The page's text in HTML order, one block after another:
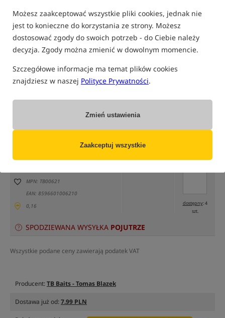
Możesz zaakceptować wszystkie pliki cookies, jednak nie
jest to konieczne do korzystania ze strony. Możesz
dostosować zgody do swoich potrzeb - do Ciebie należy
decyzja. Zgody można zmienić w dowolnym momencie.
Szczegółowe informacje ma temat plików cookies
znajdziesz w naszej Polityce Prywatności.
Zmień ustawienia
Zaakceptuj wszystkie
"naszym magazynie"
Cena PLN
MPN: TB00621
EAN: 8596601006210
0,16
dostępny: 4
szt.
SPODZIEWANA WYSYŁKA POJUTRZE
Wszystkie podane ceny zawierają podatek VAT
Producent:TB Baits - Tomas Blazek
Dostawa już od:7.99 PLN